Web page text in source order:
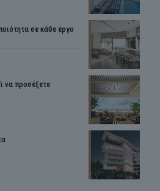
σε κάθε έργο
να προσέξετε